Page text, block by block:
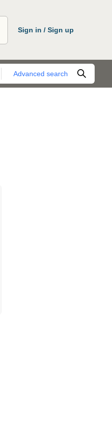
Sign in / Sign up
Advanced search